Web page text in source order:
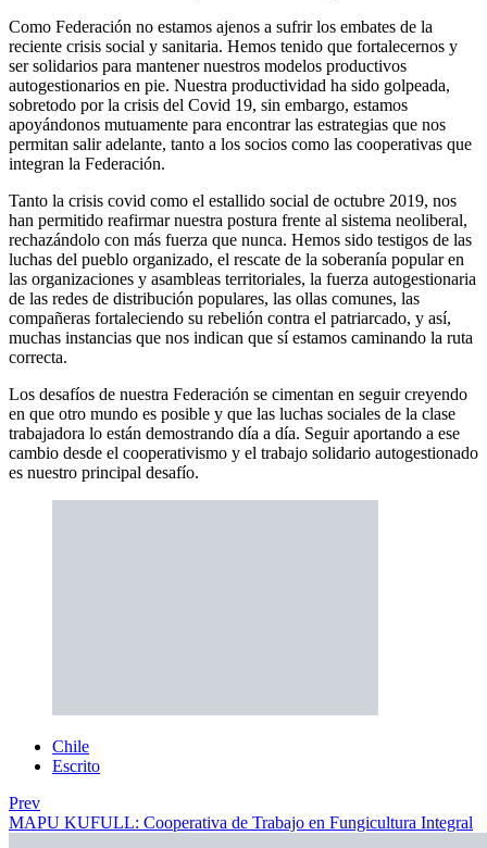
Como Federación no estamos ajenos a sufrir los embates de la
reciente crisis social y sanitaria. Hemos tenido que fortalecernos y
ser solidarios para mantener nuestros modelos productivos
autogestionarios en pie. Nuestra productividad ha sido golpeada,
sobretodo por la crisis del Covid 19, sin embargo, estamos
apoyándonos mutuamente para encontrar las estrategias que nos
permitan salir adelante, tanto a los socios como las cooperativas que
integran la Federación.
Tanto la crisis covid como el estallido social de octubre 2019, nos
han permitido reafirmar nuestra postura frente al sistema neoliberal,
rechazándolo con más fuerza que nunca. Hemos sido testigos de las
luchas del pueblo organizado, el rescate de la soberanía popular en
las organizaciones y asambleas territoriales, la fuerza autogestionaria
de las redes de distribución populares, las ollas comunes, las
compañeras fortaleciendo su rebelión contra el patriarcado, y así,
muchas instancias que nos indican que sí estamos caminando la ruta
correcta.
Los desafíos de nuestra Federación se cimentan en seguir creyendo
en que otro mundo es posible y que las luchas sociales de la clase
trabajadora lo están demostrando día a día. Seguir aportando a ese
cambio desde el cooperativismo y el trabajo solidario autogestionado
es nuestro principal desafío.
Chile
Escrito
Prev
MAPU KUFULL: Cooperativa de Trabajo en Fungicultura Integral